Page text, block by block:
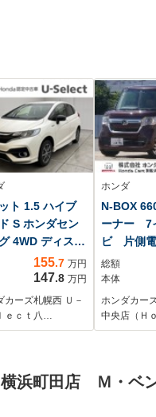
ト 1.5 ハイブ
S ホンダセン
4WD ディスプ
ーディオ/ツイ
/LEDヘッドラ
LEDフォグライ
ッケージ/Lパッ
/Sパッケージ
155.7 万円
147.8 万円
カーズ札幌西 Ｕ－
ｅｃｔ八…
ホンダ
N-BOX
ーナー 7
ビ 片側
ドドア
後 シート
ー バッ
障害物セ
止装置 衝
総額
本体
ホンダカー
中央店（Ｈ
浜町田店 Ｍ・ベ